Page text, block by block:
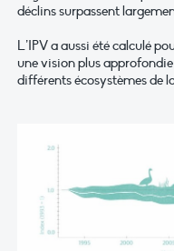
déclins surpassent
L’IPV a aussi été calculé
une vision plus
différents écosystèmes de